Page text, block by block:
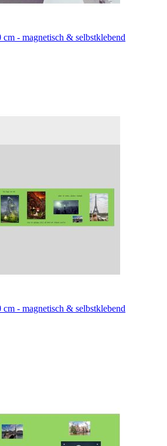
- magnetisch & selbstklebend
- magnetisch & selbstklebend